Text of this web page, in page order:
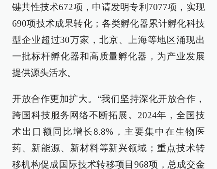
键共性技术672项，申请发明专利7077项，实现
690项技术成果转化；各类孵化器累计孵化科技
型企业超过30万家，北京、上海等地区涌现出
一批标杆孵化器和高质量孵化器，为产业发展
提供源头活水。
开放合作更加扩大。“我们坚持深化开放合作，
跨国科技服务网络不断拓展。2024年，全国技
术出口额同比增长8.8%，主要集中在生物医
药、新能源、新材料等新兴领域；重点技术转
移机构促成国际技术转移项目968项，总成交金